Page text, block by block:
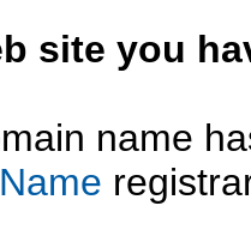
site you
name